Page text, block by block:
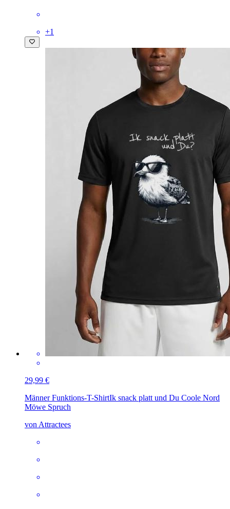
+1
29,99 €
Männer Funktions-T-ShirtIk snack platt und Du Coole Nord
Möwe Spruch
von Attractees